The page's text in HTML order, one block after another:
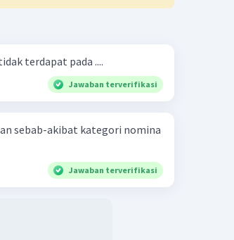
terdapat pada ....
Jawaban terverifikasi
sebab-akibat kategori nomina
Jawaban terverifikasi